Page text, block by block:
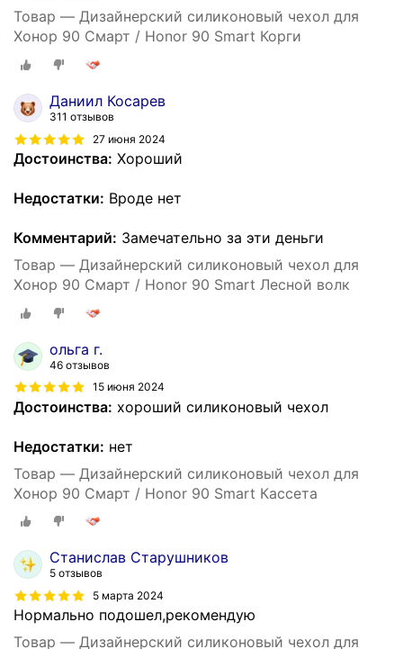
Товар — Дизайнерский силиконовый чехол для
Хонор 90 Смарт / Honor 90 Smart Корги
Даниил Косарев
311 отзывов
27 июня 2024
Достоинства: Хороший
Недостатки: Вроде нет
Комментарий: Замечательно за эти деньги
Товар — Дизайнерский силиконовый чехол для
Хонор 90 Смарт / Honor 90 Smart Лесной волк
ольга г.
46 отзывов
15 июня 2024
Достоинства: хороший силиконовый чехол
Недостатки: нет
Товар — Дизайнерский силиконовый чехол для
Хонор 90 Смарт / Honor 90 Smart Кассета
Станислав Старушников
5 отзывов
5 марта 2024
Нормально подошел,рекомендую
Товар — Дизайнерский силиконовый чехол для